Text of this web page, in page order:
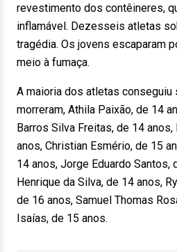
revestimento dos contêineres,
inflamável. Dezesseis atletas
tragédia. Os jovens escaparam
meio à fumaça.
A maioria dos atletas conseguiu
morreram, Athila Paixão, de 14
Barros Silva Freitas, de 14
anos, Christian Esmério, de 15
14 anos, Jorge Eduardo Santos,
Henrique da Silva, de 14 anos,
de 16 anos, Samuel Thomas
Isaías, de 15 anos.